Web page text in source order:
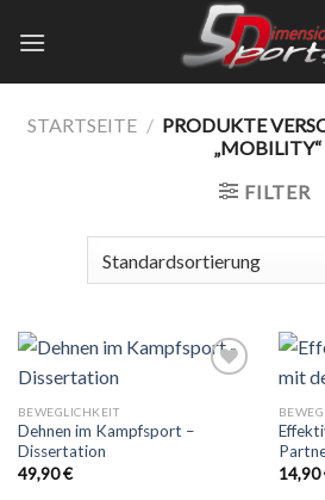
Inhalt
STARTSEITE / PRODUKTE
„MOBILITY“
FILTER
BEWEGLICHKEIT
Dehnen im Kampfsport –
Dissertation
49,90€
14,90